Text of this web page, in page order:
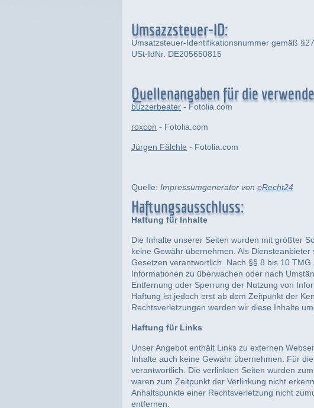
Umsazzsteuer-ID:
Umsatzsteuer-Identifikationsnummer gemäß
USt-IdNr. DE205650815
Quellenangaben für die
buzzerbeater - Fotolia.com
roxcon - Fotolia.com
Jürgen Fälchle - Fotolia.com
Quelle: Impressumgenerator von eRecht24
Haftungsausschluss:
Haftung für Inhalte
Die Inhalte unserer Seiten wurden mit größter
keine Gewähr übernehmen. Als
Gesetzen verantwortlich. Nach §§ 8 bis 10
Informationen zu überwachen oder nach
Entfernung oder Sperrung der Nutzung von
Haftung ist jedoch erst ab dem Zeitpunkt der
Rechtsverletzungen werden wir diese Inhalte
Haftung für Links
Unser Angebot enthält Links zu externen
Inhalte auch keine Gewähr übernehmen. Für
verantwortlich. Die verlinkten Seiten wurden
waren zum Zeitpunkt der Verlinkung nicht
Anhaltspunkte einer Rechtsverletzung nicht
entfernen.